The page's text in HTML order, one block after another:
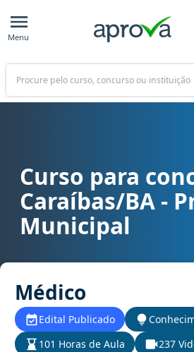
Menu
Buscar
Curso para concurso Caraíbas/BA -
Curso para
Caraíbas/BA -
Municipal
Médico
Edital Publicado
101 Horas de Aula
237